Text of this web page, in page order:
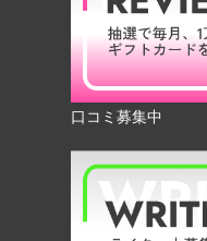
口コミ募集中